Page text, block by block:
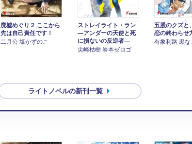
廃墟めぐり２ ここから
先は自己責任です！
二月公 塩かずのこ
ストレイライト・ラン
―アンダーの天使と死
に損ないの反逆者―
尖崎枯樹 岩本ゼロゴ
五股のクズと
恋の終わらせ
有象利路 黒な
ライトノベルの新刊一覧